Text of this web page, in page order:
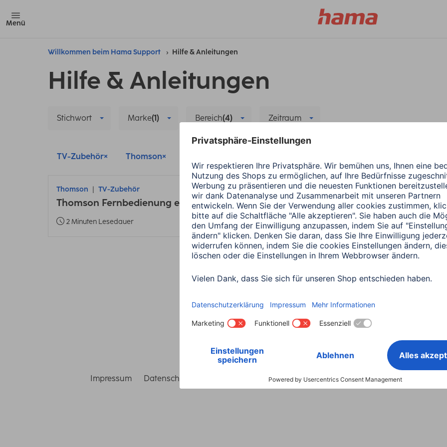
Menü
Willkommen beim Hama Support Hilfe & Anleitungen
Hilfe & Anleitungen
Stichwort Marke(1) Bereich(4) Zeitraum
TV-Zubehör Thomson
Thomson TV-Zubehör
Thomson Fernbedienung einlernen
2 Minuten Lesedauer
Land wählen
Impressum Datenschutz Garantiebestimmungen Konformitätserklärungen